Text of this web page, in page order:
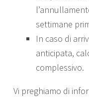
settimane
In caso di
anticipata,
complessivo.
Vi preghiamo di